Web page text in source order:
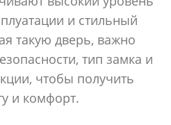
и стильный
такую дверь, важно
тип замка и
чтобы получить
и комфорт.